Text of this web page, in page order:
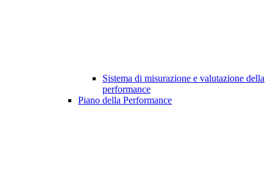
Sistema di misurazione e valutazione della
performance
Piano della Performance